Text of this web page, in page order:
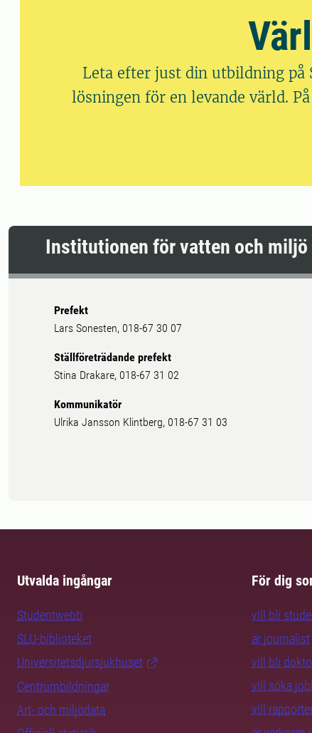
Leta efter just din utbildning på
lösningen för en levande värld.
Institutionen för vatten och miljö
Prefekt
Lars Sonesten, 018-67 30 07
Ställföreträdande prefekt
Stina Drakare, 018-67 31 02
Kommunikatör
Ulrika Jansson Klintberg, 018-67 31 03
Utvalda ingångar
Studentwebb
SLU-biblioteket
Universitetsdjursjukhuset
Centrumbildningar
Art- och miljödata
För dig
vill bli
är journalist
vill bli
vill söka
vill